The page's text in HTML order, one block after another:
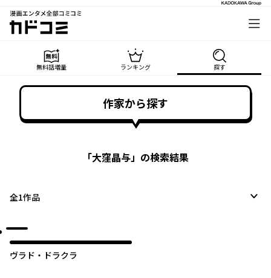
漫画エンタメ全部コミコミ
カドコミ
無料話増量 ランキング 探す
作家から探す
「大窪晶与」の検索結果
全1作品
ヴラド・ドラクラ